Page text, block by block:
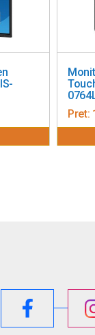
Pret: